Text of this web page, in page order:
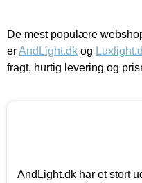
De mest populære
erAndLight.dk og
fragt, hurtig levering og
AndLight.dk har et stort